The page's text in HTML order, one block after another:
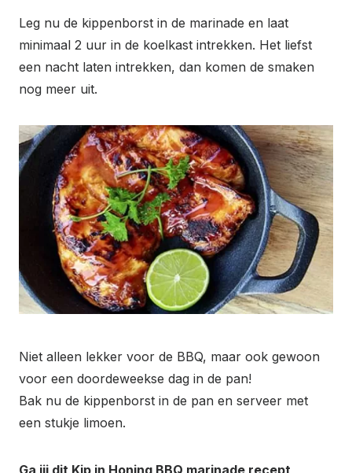
Leg nu de kippenborst in de marinade en laat
minimaal 2 uur in de koelkast intrekken. Het liefst
een nacht laten intrekken, dan komen de smaken
nog meer uit.
Niet alleen lekker voor de BBQ, maar ook gewoon
voor een doordeweekse dag in de pan!
Bak nu de kippenborst in de pan en serveer met
een stukje limoen.
Ga jij dit Kip in Honing BBQ marinade recept